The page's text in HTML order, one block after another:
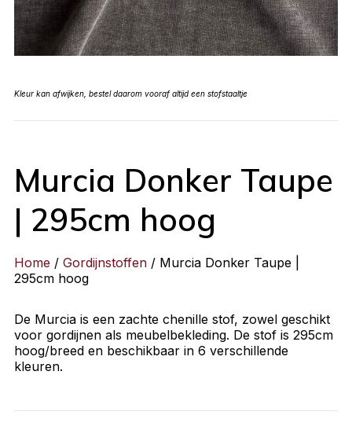
Kleur kan afwijken, bestel daarom vooraf altijd een stofstaaltje
Murcia Donker Taupe
| 295cm hoog
Home / Gordijnstoffen / Murcia Donker Taupe |
295cm hoog
De Murcia is een zachte chenille stof, zowel geschikt
voor gordijnen als meubelbekleding. De stof is 295cm
hoog/breed en beschikbaar in 6 verschillende
kleuren.